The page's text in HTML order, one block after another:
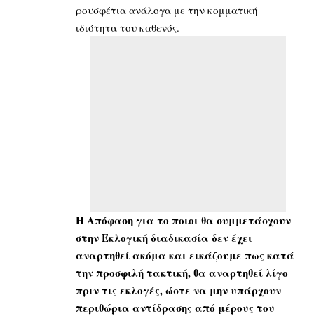
ρουσφέτια ανάλογα με την κομματική
ιδιότητα του καθενός.
Η Απόφαση για το ποιοι θα συμμετάσχουν
στην Εκλογική διαδικασία δεν έχει
αναρτηθεί ακόμα και εικάζουμε πως κατά
την προσφιλή τακτική, θα αναρτηθεί λίγο
πριν τις εκλογές, ώστε να μην υπάρχουν
περιθώρια αντίδρασης από μέρους του